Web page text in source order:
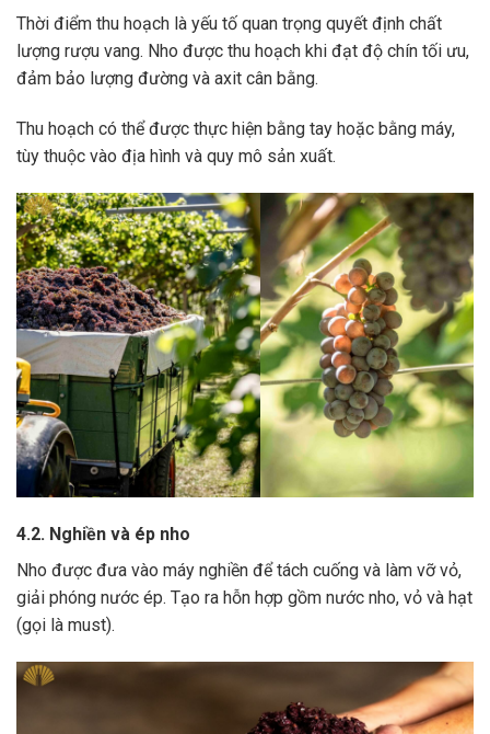
Thời điểm thu hoạch là yếu tố quan trọng quyết định chất
lượng rượu vang. Nho được thu hoạch khi đạt độ chín tối ưu,
đảm bảo lượng đường và axit cân bằng.
Thu hoạch có thể được thực hiện bằng tay hoặc bằng máy,
tùy thuộc vào địa hình và quy mô sản xuất.
4.2. Nghiền và ép nho
Nho được đưa vào máy nghiền để tách cuống và làm vỡ vỏ,
giải phóng nước ép. Tạo ra hỗn hợp gồm nước nho, vỏ và hạt
(gọi là must).